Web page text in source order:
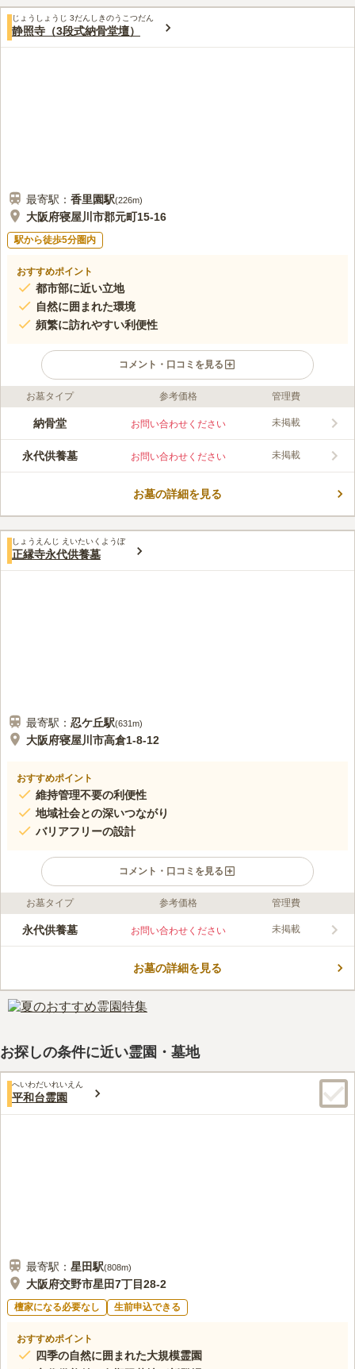
じょうしょうじ 3だんしきのうこつだん
静照寺（3段式納骨堂壇）
最寄駅： 香里園駅(226m)
大阪府寝屋川市郡元町15-16
駅から徒歩5分圏内
おすすめポイント
都市部に近い立地
自然に囲まれた環境
頻繁に訪れやすい利便性
コメント・口コミを見る
口コミ評価
この霊園はまだ誰からも評価されていません。
お墓タイプ 参考価格 管理費
納骨堂 お問い合わせください 未掲載
永代供養墓 お問い合わせください 未掲載
お墓の詳細を見る
しょうえんじ えいたいくようぼ
正縁寺永代供養墓
最寄駅： 忍ケ丘駅(631m)
大阪府寝屋川市高倉1-8-12
おすすめポイント
維持管理不要の利便性
地域社会との深いつながり
バリアフリーの設計
コメント・口コミを見る
口コミ評価
この霊園はまだ誰からも評価されていません。
お墓タイプ 参考価格 管理費
永代供養墓 お問い合わせください 未掲載
お墓の詳細を見る
お探しの条件に近い霊園・墓地
へいわだいれいえん
平和台霊園
最寄駅： 星田駅(808m)
大阪府交野市星田7丁目28-2
檀家になる必要なし 生前申込できる
おすすめポイント
四季の自然に囲まれた大規模霊園